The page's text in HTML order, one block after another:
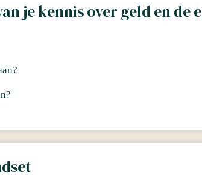
je kennis over geld en de